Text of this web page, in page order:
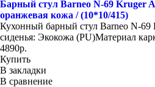
Барный стул Barneo N-69 Kruger
оранжевая кожа / (10*10/415)
Кухонный барный стул Barneo N-69
сиденья: Экокожа (PU)Материал
4890р.
Купить
В закладки
В сравнение